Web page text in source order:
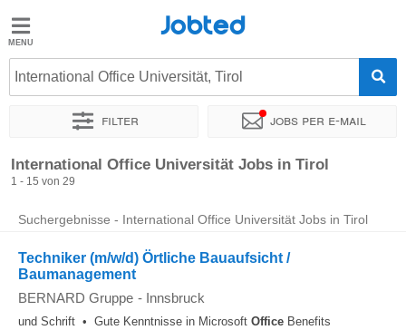
Jobted
Jobs
Jobted
International Office Universität, Tirol
Filter Jobs per e-mail
Sortieren nach Unternehmen Personaldienstleister
International Office Universität Jobs in Tirol
1 - 15 von 29
Suchergebnisse - International Office Universität Jobs in Tirol
Techniker (m/w/d) Örtliche Bauaufsicht /
Baumanagement
BERNARD Gruppe - Innsbruck
und Schrift • Gute Kenntnisse in Microsoft Office Benefits